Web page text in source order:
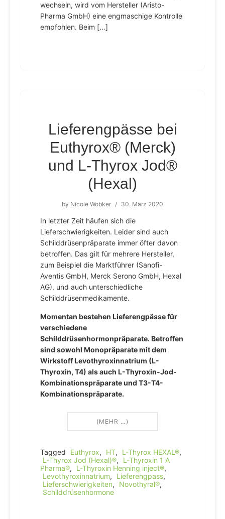
wechseln, wird vom Hersteller (Aristo-
Pharma GmbH) eine engmaschige Kontrolle
empfohlen. Beim […]
Lieferengpässe bei
Euthyrox® (Merck)
und L-Thyrox Jod®
(Hexal)
by Nicole Wobker / 30. März 2020
In letzter Zeit häufen sich die
Lieferschwierigkeiten. Leider sind auch
Schilddrüsenpräparate immer öfter davon
betroffen. Das gilt für mehrere Hersteller,
zum Beispiel die Marktführer (Sanofi-
Aventis GmbH, Merck Serono GmbH, Hexal
AG), und auch unterschiedliche
Schilddrüsenmedikamente.
Momentan bestehen Lieferengpässe für
verschiedene
Schilddrüsenhormonpräparate. Betroffen
sind sowohl Monopräparate mit dem
Wirkstoff Levothyroxinnatrium (L-
Thyroxin, T4) als auch L-Thyroxin-Jod-
Kombinationspräparate und T3-T4-
Kombinationspräparate.
(MEHR …)
Tagged Euthyrox, HT, L-Thyrox HEXAL®,
L-Thyrox Jod (Hexal)®,
L-Thyroxin 1 A
Pharma®, L-Thyroxin Henning inject®,
Levothyroxinnatrium, Lieferengpass,
Lieferschwierigkeiten, Novothyral®,
Schilddrüsenhormone